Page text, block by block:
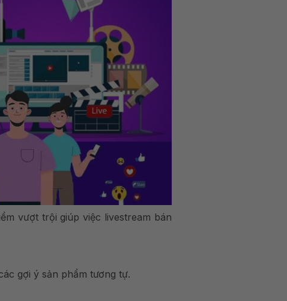
vượt trội giúp việc livestream bán
gợi ý sản phẩm tương tự.